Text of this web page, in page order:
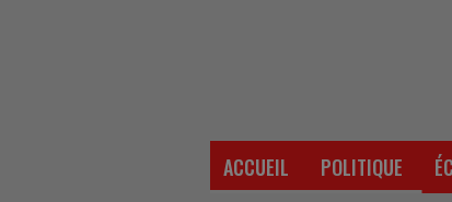
ACCUEIL POLITIQUE